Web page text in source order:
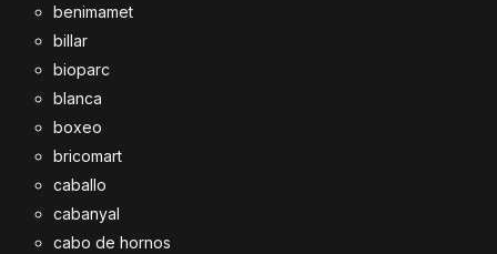
benimamet
billar
bioparc
blanca
boxeo
bricomart
caballo
cabanyal
cabo de hornos